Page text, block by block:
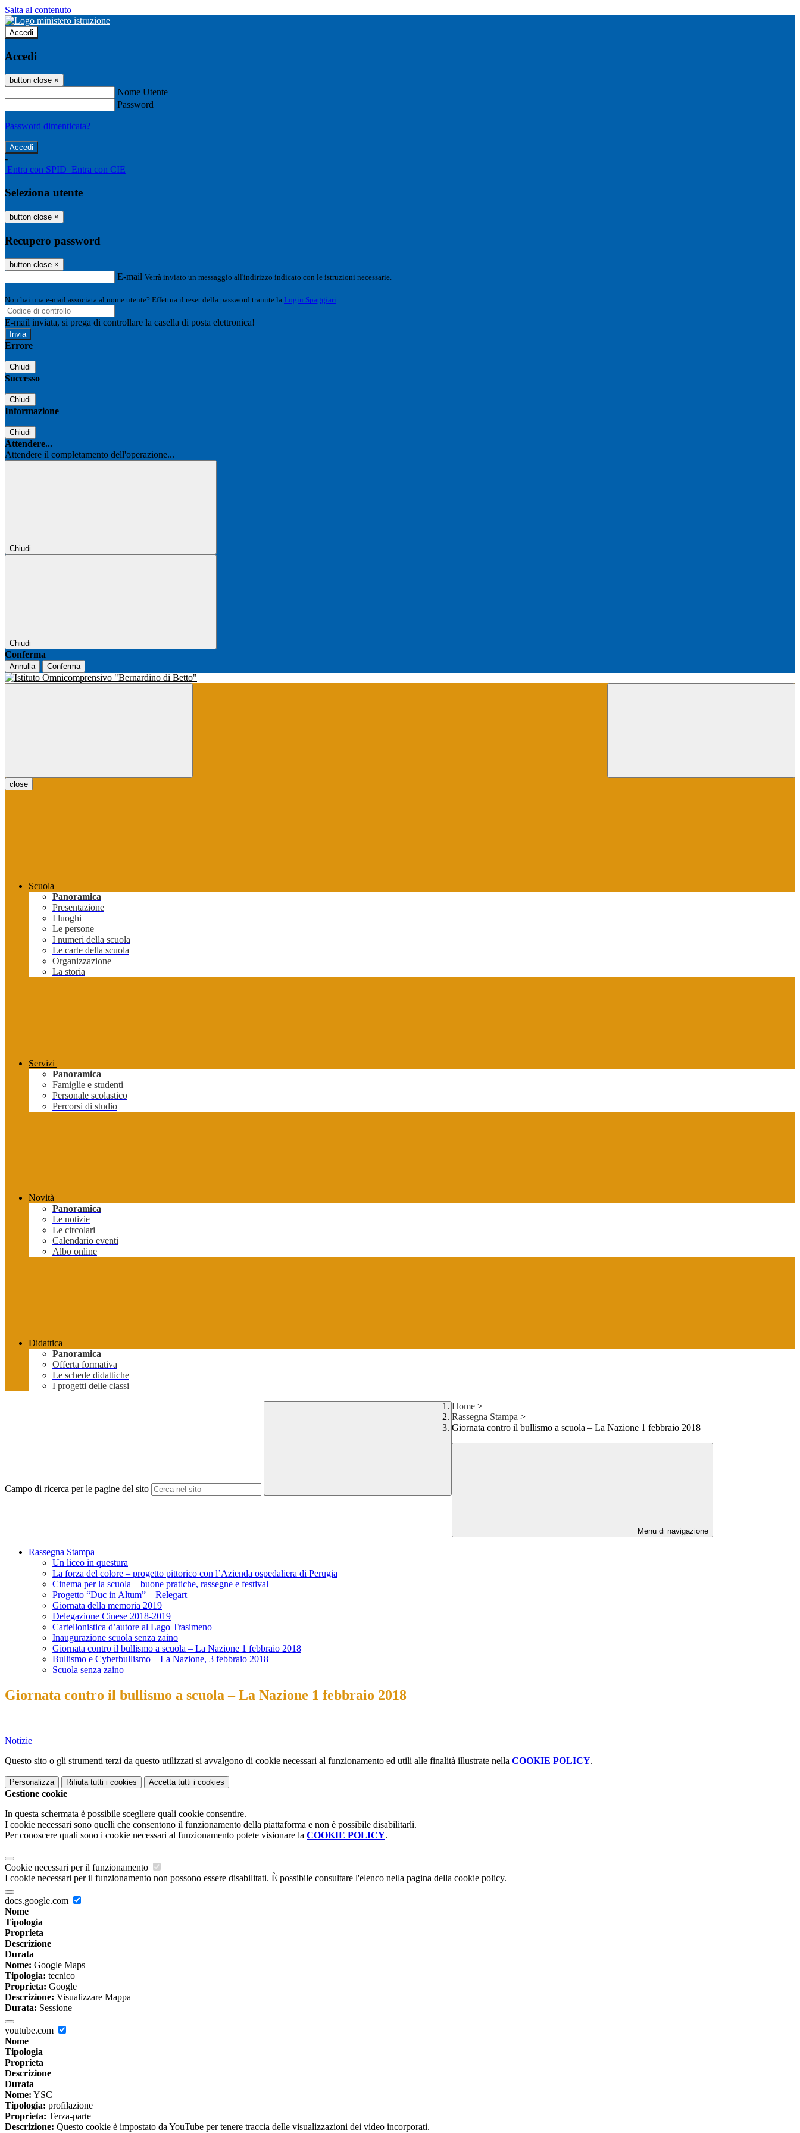
Salta al contenuto
Accedi
Accedi
button close ×
Nome Utente
Password
Password dimenticata?
-
Entra con SPID Entra con CIE
Seleziona utente
button close ×
Recupero password
button close ×
E-mail Verrà inviato un messaggio all'indirizzo indicato con le istruzioni necessarie.
Non hai una e-mail associata al nome utente? Effettua il reset della password tramite la Login Spaggiari
E-mail inviata, si prega di controllare la casella di posta elettronica!
Errore
Chiudi
Successo
Chiudi
Informazione
Chiudi
Attendere...
Attendere il completamento dell'operazione...
Chiudi
Chiudi
Conferma
Annulla Conferma
close
Scuola
Panoramica
Presentazione
I luoghi
Le persone
I numeri della scuola
Le carte della scuola
Organizzazione
La storia
Servizi
Panoramica
Famiglie e studenti
Personale scolastico
Percorsi di studio
Novità
Panoramica
Le notizie
Le circolari
Calendario eventi
Albo online
Didattica
Panoramica
Offerta formativa
Le schede didattiche
I progetti delle classi
Campo di ricerca per le pagine del sito
Home >
Rassegna Stampa >
Giornata contro il bullismo a scuola – La Nazione 1 febbraio 2018
Menu di navigazione
Rassegna Stampa
Un liceo in questura
La forza del colore – progetto pittorico con l’Azienda ospedaliera di Perugia
Cinema per la scuola – buone pratiche, rassegne e festival
Progetto “Duc in Altum” – Relegart
Giornata della memoria 2019
Delegazione Cinese 2018-2019
Cartellonistica d’autore al Lago Trasimeno
Inaugurazione scuola senza zaino
Giornata contro il bullismo a scuola – La Nazione 1 febbraio 2018
Bullismo e Cyberbullismo – La Nazione, 3 febbraio 2018
Scuola senza zaino
Giornata contro il bullismo a scuola – La Nazione 1 febbraio 2018
Notizie
Questo sito o gli strumenti terzi da questo utilizzati si avvalgono di cookie necessari al funzionamento ed utili alle finalità illustrate nella COOKIE POLICY.
Personalizza Rifiuta tutti i cookies Accetta tutti i cookies
Gestione cookie
In questa schermata è possibile scegliere quali cookie consentire.
I cookie necessari sono quelli che consentono il funzionamento della piattaforma e non è possibile disabilitarli.
Per conoscere quali sono i cookie necessari al funzionamento potete visionare la COOKIE POLICY.
Cookie necessari per il funzionamento
I cookie necessari per il funzionamento non possono essere disabilitati. È possibile consultare l'elenco nella pagina della cookie policy.
docs.google.com
Nome
Tipologia
Proprieta
Descrizione
Durata
Nome: Google Maps
Tipologia: tecnico
Proprieta: Google
Descrizione: Visualizzare Mappa
Durata: Sessione
youtube.com
Nome
Tipologia
Proprieta
Descrizione
Durata
Nome: YSC
Tipologia: profilazione
Proprieta: Terza-parte
Descrizione: Questo cookie è impostato da YouTube per tenere traccia delle visualizzazioni dei video incorporati.